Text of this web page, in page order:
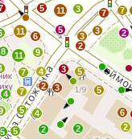
7
11 6
5
5 11
2
7
3
7
3
3
2
6
2
2
5
5
9
4
4
7
7
5
4
2
3 5
5
3
2
4
11 9
6
8